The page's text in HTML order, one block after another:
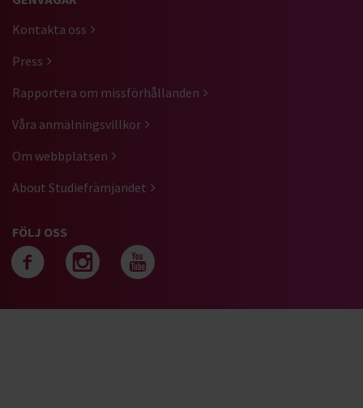
Kontakta oss
Press
Rapportera om missförhållanden
Våra anmälningsvillkor
Om webbplatsen
About Studiefrämjandet
FÖLJ OSS
Följ oss på facebook
Följ oss på
Följ oss på